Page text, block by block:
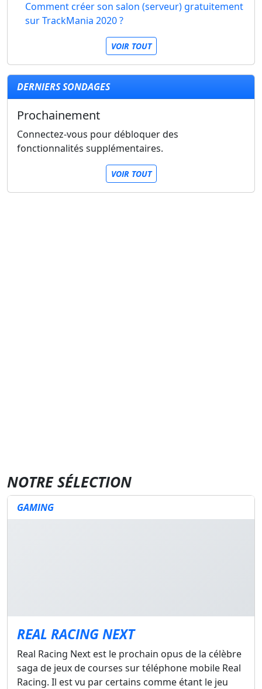
Comment créer son salon (serveur) gratuitement
sur TrackMania 2020 ?
VOIR TOUT
DERNIERS SONDAGES
Prochainement
Connectez-vous pour débloquer des
fonctionnalités supplémentaires.
VOIR TOUT
NOTRE SÉLECTION
GAMING
REAL RACING NEXT
Real Racing Next est le prochain opus de la célèbre
saga de jeux de courses sur téléphone mobile Real
Racing. Il est vu par certains comme étant le jeu